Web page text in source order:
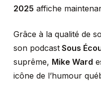
2025 affiche
Grâce à la qualité de
son podcastSous
suprême, Mike Ward
icône de l’humour